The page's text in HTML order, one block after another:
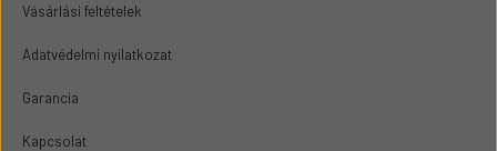
Vásárlási feltételek
Adatvédelmi nyilatkozat
Garancia
Kapcsolat